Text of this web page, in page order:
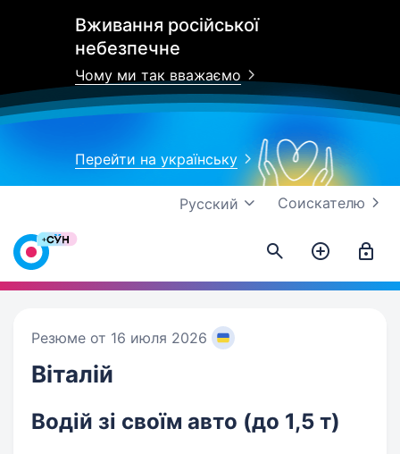
Вживання російської
небезпечне
Чому ми так вважаємо
Перейти на українську
Соискателю
Русский
Резюме от 16 июля 2026
Віталій
Водій зі своїм авто (до 1,5 т)